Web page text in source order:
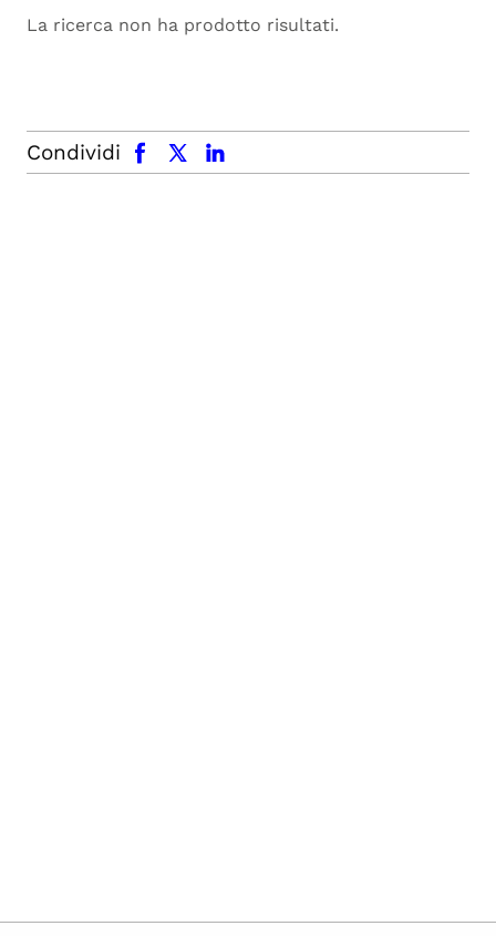
La ricerca non ha prodotto risultati.
Condividi
facebook x.com linkedin